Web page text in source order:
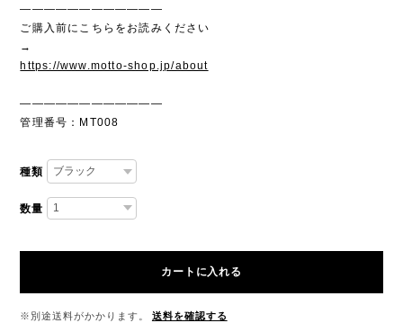
————————————
ご購入前にこちらをお読みください
→
https://www.motto-shop.jp/about
————————————
管理番号：MT008
種類
数量
カートに入れる
※別途送料がかかります。
送料を確認する